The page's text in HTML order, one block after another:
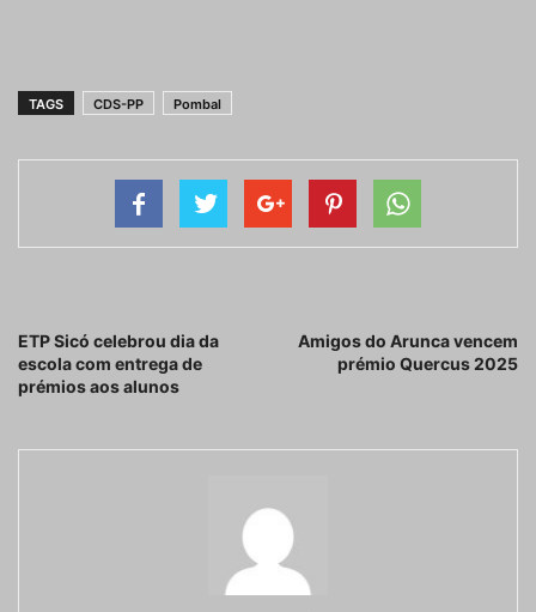
TAGS CDS-PP Pombal
ETP Sicó celebrou dia da
escola com entrega de
prémios aos alunos
Amigos do Arunca vencem
prémio Quercus 2025